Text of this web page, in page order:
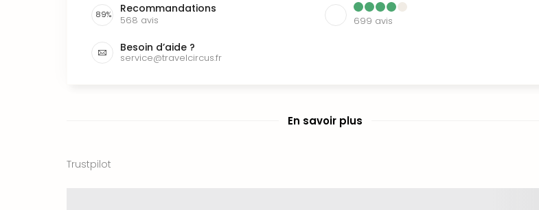
89% Recommandations
568 avis 699 avis
Besoin d’aide ?
service@travelcircus.fr
En savoir plus
Trustpilot